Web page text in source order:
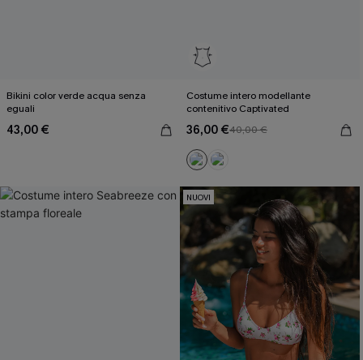
Bikini color verde acqua senza
eguali
43,00 €
Costume intero modellante
contenitivo Captivated
36,00 €40,00 €
NUOVI